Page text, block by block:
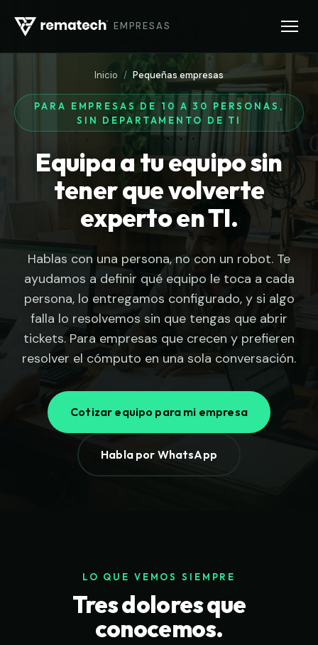
EMPRESAS
Inicio / Pequeñas empresas
PARA EMPRESAS DE 10 A 30 PERSONAS,
SIN DEPARTAMENTO DE TI
Equipa a tu equipo sin
tener que volverte
experto en TI.
Hablas con una persona, no con un robot. Te
ayudamos a definir qué equipo le toca a cada
persona, lo entregamos configurado, y si algo
falla lo resolvemos sin que tengas que abrir
tickets. Para empresas que crecen y prefieren
resolver el cómputo en una sola conversación.
Cotizar equipo para mi empresa
Habla por WhatsApp
LO QUE VEMOS SIEMPRE
Tres dolores que
conocemos.